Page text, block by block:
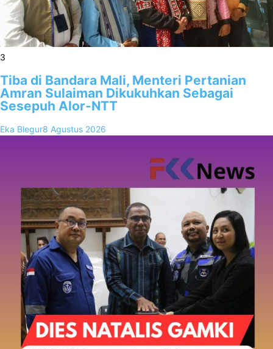
3
Tiba di Bandara Mali, Menteri Pertanian
Amran Sulaiman Dikukuhkan Sebagai
Sesepuh Alor-NTT
Eka Blegur8 Agustus 2026